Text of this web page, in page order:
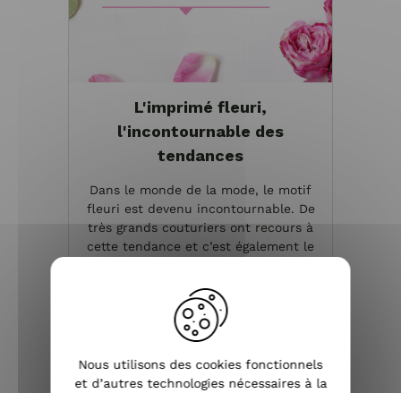
L'imprimé fleuri,
l'incontournable des
tendances
Dans le monde de la mode, le motif
fleuri est devenu incontournable. De
très grands couturiers ont recours à
cette tendance et c’est également le
la page, il vous fau...
VOIR L'ARTICLE
Nous utilisons des cookies fonctionnels
et d’autres technologies nécessaires à la